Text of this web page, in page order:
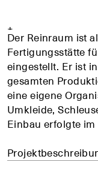
Der Reinraum ist
Fertigungsstätte
eingestellt. Er ist
gesamten
eine eigene
Umkleide,
Einbau erfolgte
+